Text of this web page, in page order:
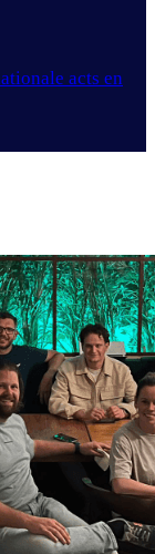
acts en